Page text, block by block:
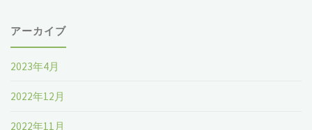
アーカイブ
2023年4月
2022年12月
2022年11月